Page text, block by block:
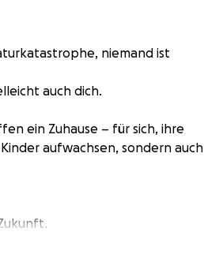
niemand ist
auch dich.
ein Zuhause – für sich, ihre
aufwachsen, sondern auch
ist, im Alter die Hilfe